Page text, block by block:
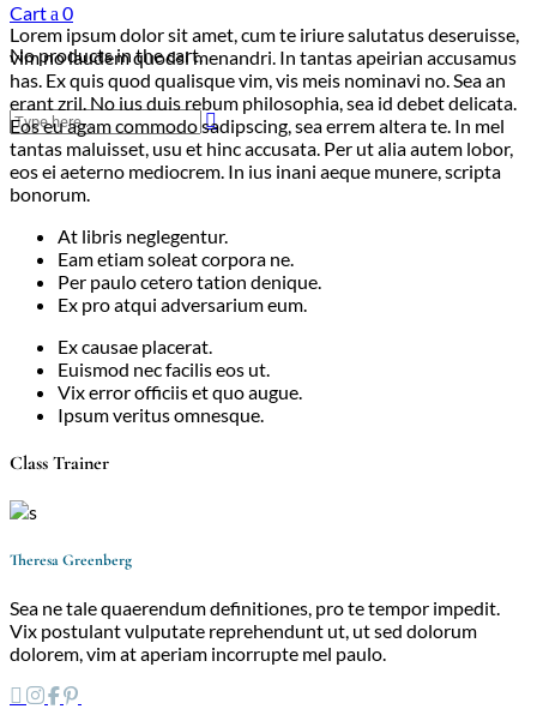
Cart
0
No products in the cart.
Lorem ipsum dolor sit amet, cum te iriure salutatus deseruisse,
vim no laudem quodsi menandri. In tantas apeirian accusamus
has. Ex quis quod qualisque vim, vis meis nominavi no. Sea an
erant zril. No ius duis rebum philosophia, sea id debet delicata.
Eos eu agam commodo sadipscing, sea errem altera te. In mel
tantas maluisset, usu et hinc accusata. Per ut alia autem lobor,
eos ei aeterno mediocrem. In ius inani aeque munere, scripta
bonorum.
At libris neglegentur.
Eam etiam soleat corpora ne.
Per paulo cetero tation denique.
Ex pro atqui adversarium eum.
Ex causae placerat.
Euismod nec facilis eos ut.
Vix error officiis et quo augue.
Ipsum veritus omnesque.
Class Trainer
Theresa Greenberg
Sea ne tale quaerendum definitiones, pro te tempor impedit.
Vix postulant vulputate reprehendunt ut, ut sed dolorum
dolorem, vim at aperiam incorrupte mel paulo.